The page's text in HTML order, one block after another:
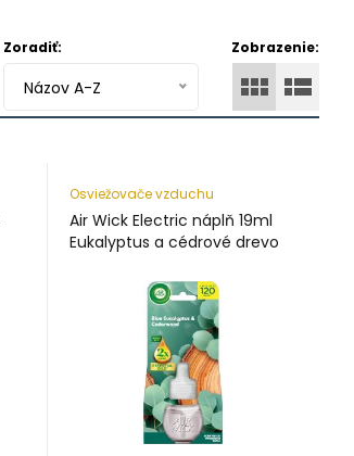
Zobrazenie:
Zoradiť:
Názov A-Z
Osviežovače vzduchu
Air Wick Electric náplň 19ml
Eukalyptus a cédrové drevo